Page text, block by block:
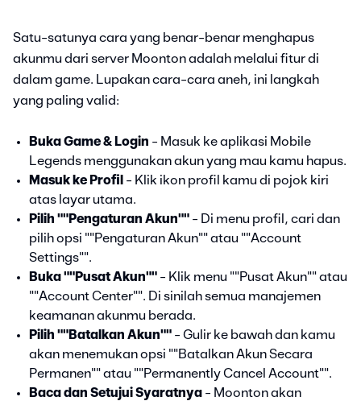
Satu-satunya cara yang benar-benar menghapus
akunmu dari server Moonton adalah melalui fitur di
dalam game. Lupakan cara-cara aneh, ini langkah
yang paling valid:
Buka Game & Login - Masuk ke aplikasi Mobile
Legends menggunakan akun yang mau kamu hapus.
Masuk ke Profil - Klik ikon profil kamu di pojok kiri
atas layar utama.
Pilih ""Pengaturan Akun"" - Di menu profil, cari dan
pilih opsi ""Pengaturan Akun"" atau ""Account
Settings"".
Buka ""Pusat Akun"" - Klik menu ""Pusat Akun"" atau
""Account Center"". Di sinilah semua manajemen
keamanan akunmu berada.
Pilih ""Batalkan Akun"" - Gulir ke bawah dan kamu
akan menemukan opsi ""Batalkan Akun Secara
Permanen"" atau ""Permanently Cancel Account"".
Baca dan Setujui Syaratnya - Moonton akan